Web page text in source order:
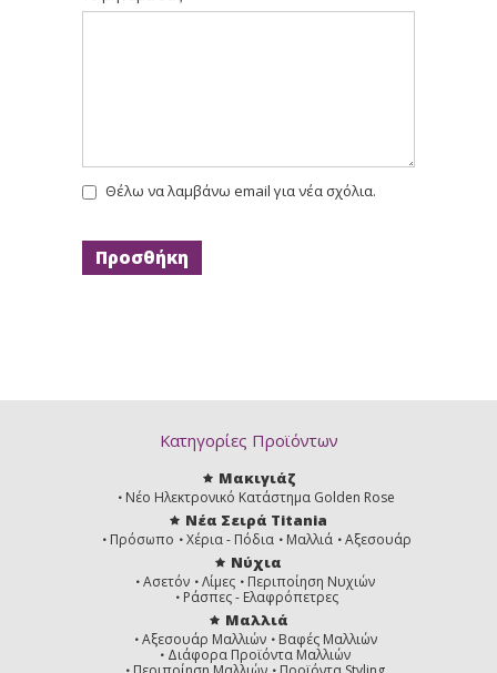
Θέλω να λαμβάνω email για νέα σχόλια.
Κατηγορίες Προϊόντων
Μακιγιάζ
Νέο Ηλεκτρονικό Κατάστημα Golden Rose
Νέα Σειρά Titania
Πρόσωπο Χέρια - Πόδια Μαλλιά Αξεσουάρ
Νύχια
Ασετόν Λίμες
Περιποίηση Νυχιών
Ράσπες - Ελαφρόπετρες
Μαλλιά
Αξεσουάρ Μαλλιών
Βαφές Μαλλιών
Διάφορα Προϊόντα Μαλλιών